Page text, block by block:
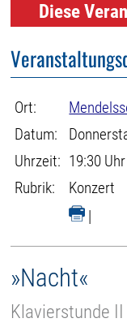
Diese
Ort:
Datum:
Uhrzeit: 19:30 Uhr
Rubrik:
Konzert
|
»Nacht«
Klavierstunde